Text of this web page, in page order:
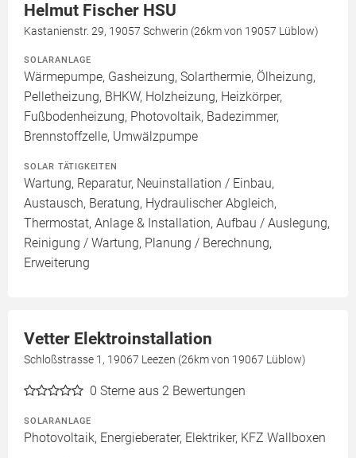
Helmut Fischer HSU
Kastanienstr. 29, 19057 Schwerin (26km von 19057 Lüblow)
SOLARANLAGE
Wärmepumpe, Gasheizung, Solarthermie, Ölheizung,
Pelletheizung, BHKW, Holzheizung, Heizkörper,
Fußbodenheizung, Photovoltaik, Badezimmer,
Brennstoffzelle, Umwälzpumpe
SOLAR TÄTIGKEITEN
Wartung, Reparatur, Neuinstallation / Einbau,
Austausch, Beratung, Hydraulischer Abgleich,
Thermostat, Anlage & Installation, Aufbau / Auslegung,
Reinigung / Wartung, Planung / Berechnung,
Erweiterung
Vetter Elektroinstallation
Schloßstrasse 1, 19067 Leezen (26km von 19067 Lüblow)
0 Sterne aus 2 Bewertungen
SOLARANLAGE
Photovoltaik, Energieberater, Elektriker, KFZ Wallboxen